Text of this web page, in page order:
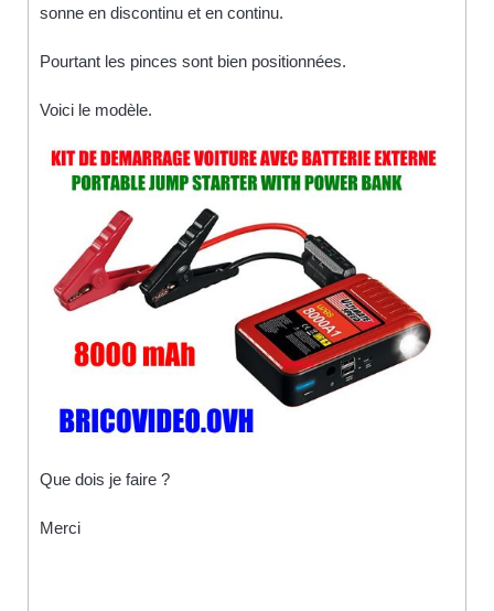
sonne en discontinu et en continu.
Pourtant les pinces sont bien positionnées.
Voici le modèle.
Que dois je faire ?
Merci